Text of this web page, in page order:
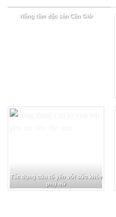
Nâng tầm đặc sản Cần Giờ
Tác dụng của tổ yến với sức khỏe
phụ nữ